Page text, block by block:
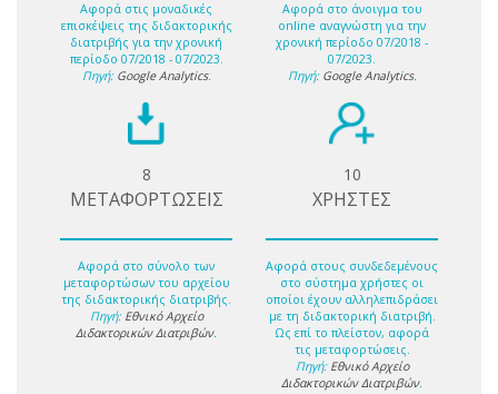
Αφορά στις μοναδικές
επισκέψεις της διδακτορικής
διατριβής για την χρονική
περίοδο 07/2018 - 07/2023.
Πηγή: Google Analytics.
Αφορά στο άνοιγμα του
online αναγνώστη για την
χρονική περίοδο 07/2018 -
07/2023.
Πηγή: Google Analytics.
8
ΜΕΤΑΦΟΡΤΩΣΕΙΣ
Αφορά στο σύνολο των
μεταφορτώσων του αρχείου
της διδακτορικής διατριβής.
Πηγή: Εθνικό Αρχείο
Διδακτορικών Διατριβών.
10
ΧΡΗΣΤΕΣ
Αφορά στους συνδεδεμένους
στο σύστημα χρήστες οι
οποίοι έχουν αλληλεπιδράσει
με τη διδακτορική διατριβή.
Ως επί το πλείστον, αφορά
τις μεταφορτώσεις.
Πηγή: Εθνικό Αρχείο
Διδακτορικών Διατριβών.